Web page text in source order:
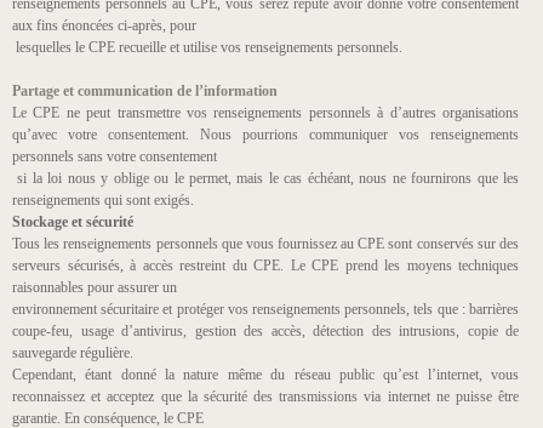
renseignements personnels au CPE, vous serez réputé avoir donné votre consentement
aux fins énoncées ci-après, pour
lesquelles le CPE recueille et utilise vos renseignements personnels.
Partage et communication de l’information
Le CPE ne peut transmettre vos renseignements personnels à d’autres organisations
qu’avec votre consentement. Nous pourrions communiquer vos renseignements
personnels sans votre consentement
si la loi nous y oblige ou le permet, mais le cas échéant, nous ne fournirons que les
renseignements qui sont exigés.
Stockage et sécurité
Tous les renseignements personnels que vous fournissez au CPE sont conservés sur des
serveurs sécurisés, à accès restreint du CPE. Le CPE prend les moyens techniques
raisonnables pour assurer un
environnement sécuritaire et protéger vos renseignements personnels, tels que : barrières
coupe-feu, usage d’antivirus, gestion des accès, détection des intrusions, copie de
sauvegarde régulière.
Cependant, étant donné la nature même du réseau public qu’est l’internet, vous
reconnaissez et acceptez que la sécurité des transmissions via internet ne puisse être
garantie. En conséquence, le CPE